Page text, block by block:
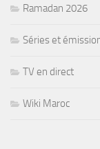
Ramadan 2026
Séries et
TV en direct
Wiki Maroc